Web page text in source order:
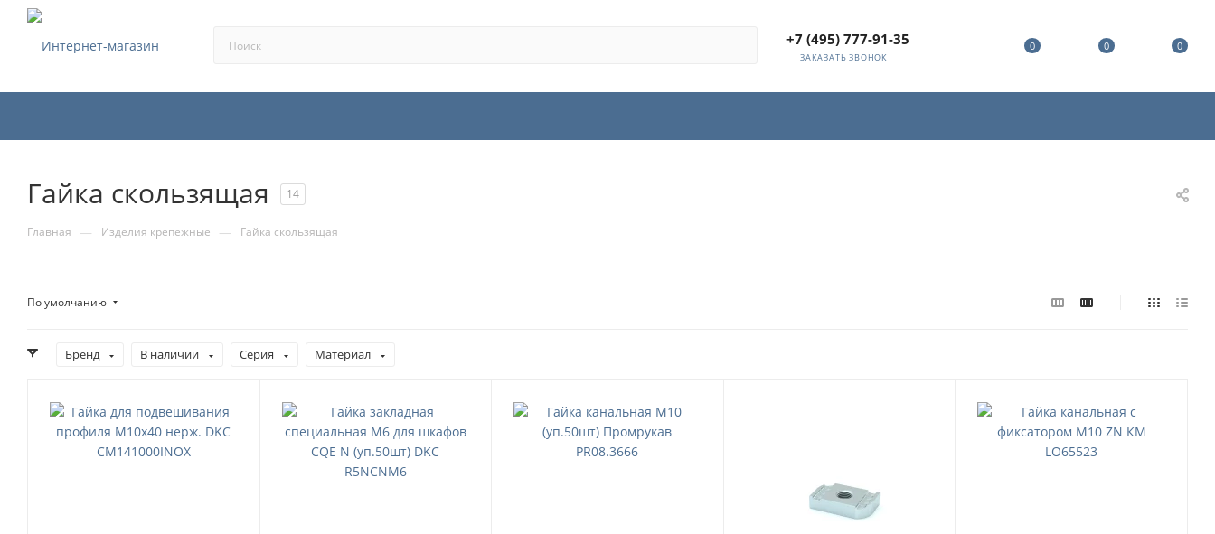
+7 (495) 777-91-35
ЗАКАЗАТЬ ЗВОНОК
0 0 0
Гайка скользящая 14
Главная — Изделия крепежные — Гайка скользящая
По умолчанию
Бренд В наличии Серия Материал